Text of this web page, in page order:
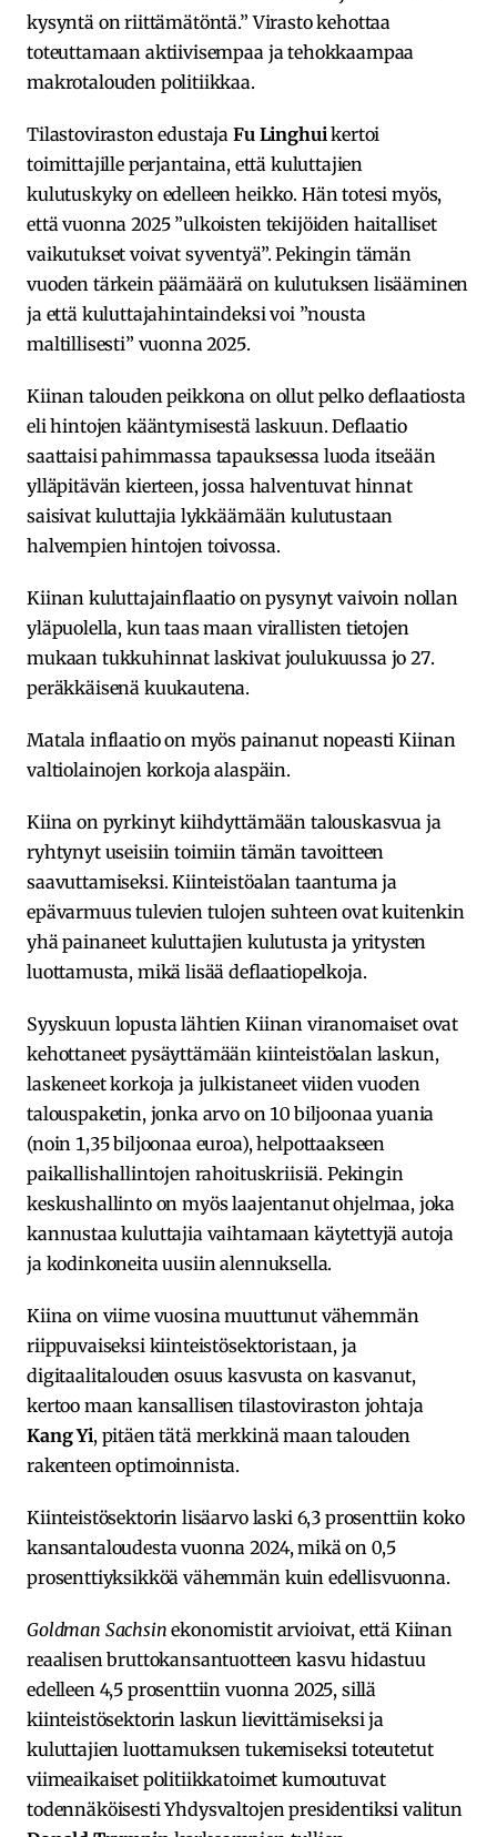
kysyntä on riittämätöntä.” Virasto kehottaa
toteuttamaan aktiivisempaa ja tehokkaampaa
makrotalouden politiikkaa.
Tilastoviraston edustaja Fu Linghuikertoi
toimittajille perjantaina, että kuluttajien
kulutuskyky on edelleen heikko. Hän totesi myös,
että vuonna 2025 ”ulkoisten tekijöiden haitalliset
vaikutukset voivat syventyä”. Pekingin tämän
vuoden tärkein päämäärä on kulutuksen lisääminen
ja että kuluttajahintaindeksi voi ”nousta
maltillisesti” vuonna 2025.
Kiinan talouden peikkona on ollut pelko deflaatiosta
eli hintojen kääntymisestä laskuun. Deflaatio
saattaisi pahimmassa tapauksessa luoda itseään
ylläpitävän kierteen, jossa halventuvat hinnat
saisivat kuluttajia lykkäämään kulutustaan
halvempien hintojen toivossa.
Kiinan kuluttajainflaatio on pysynyt vaivoin nollan
yläpuolella, kun taas maan virallisten tietojen
mukaan tukkuhinnat laskivat joulukuussa jo 27.
peräkkäisenä kuukautena.
Matala inflaatio on myös painanut nopeasti Kiinan
valtiolainojen korkoja alaspäin.
Kiina on pyrkinyt kiihdyttämään talouskasvua ja
ryhtynyt useisiin toimiin tämän tavoitteen
saavuttamiseksi. Kiinteistöalan taantuma ja
epävarmuus tulevien tulojen suhteen ovat kuitenkin
yhä painaneet kuluttajien kulutusta ja yritysten
luottamusta, mikä lisää deflaatiopelkoja.
Syyskuun lopusta lähtien Kiinan viranomaiset ovat
kehottaneet pysäyttämään kiinteistöalan laskun,
laskeneet korkoja ja julkistaneet viiden vuoden
talouspaketin, jonka arvo on 10 biljoonaa yuania
(noin 1,35 biljoonaa euroa), helpottaakseen
paikallishallintojen rahoituskriisiä. Pekingin
keskushallinto on myös laajentanut ohjelmaa, joka
kannustaa kuluttajia vaihtamaan käytettyjä autoja
ja kodinkoneita uusiin alennuksella.
Kiina on viime vuosina muuttunut vähemmän
riippuvaiseksi kiinteistösektoristaan, ja
digitaalitalouden osuus kasvusta on kasvanut,
kertoo maan kansallisen tilastoviraston johtaja
Kang Yi, pitäen tätä merkkinä maan talouden
rakenteen optimoinnista.
Kiinteistösektorin lisäarvo laski 6,3 prosenttiin koko
kansantaloudesta vuonna 2024, mikä on 0,5
prosenttiyksikköä vähemmän kuin edellisvuonna.
Goldman Sachsin ekonomistit arvioivat, että Kiinan
reaalisen bruttokansantuotteen kasvu hidastuu
edelleen 4,5 prosenttiin vuonna 2025, sillä
kiinteistösektorin laskun lievittämiseksi ja
kuluttajien luottamuksen tukemiseksi toteutetut
viimeaikaiset politiikkatoimet kumoutuvat
todennäköisesti Yhdysvaltojen presidentiksi valitun